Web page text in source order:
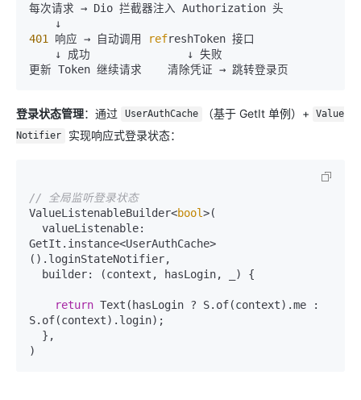
每次请求 → Dio 拦截器注入 Authorization 头
401
响应 → 自动调用 refreshToken 接口
登录状态管理：通过 UserAuthCache （基于 GetIt 单例）+
Value
Notifier
实现响应式登录状态：
// 全局监听登录状态
ValueListenableBuilder<bool>(
GetIt.instance<UserAuthCache>
().loginStateNotifier,
return Text(hasLogin ? S.of(context).me :
S.of(context).login);